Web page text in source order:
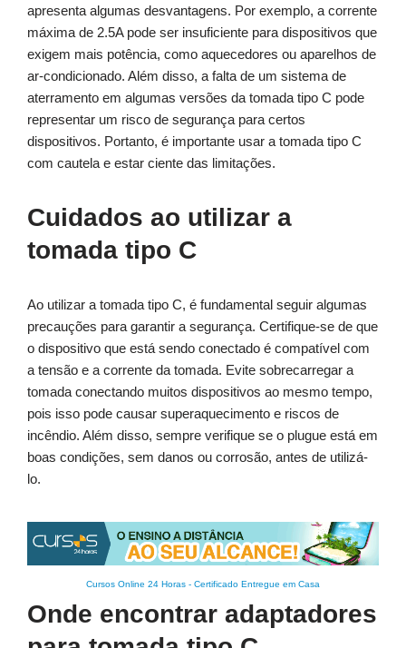
apresenta algumas desvantagens. Por exemplo, a corrente
máxima de 2.5A pode ser insuficiente para dispositivos que
exigem mais potência, como aquecedores ou aparelhos de
ar-condicionado. Além disso, a falta de um sistema de
aterramento em algumas versões da tomada tipo C pode
representar um risco de segurança para certos
dispositivos. Portanto, é importante usar a tomada tipo C
com cautela e estar ciente das limitações.
Cuidados ao utilizar a
tomada tipo C
Ao utilizar a tomada tipo C, é fundamental seguir algumas
precauções para garantir a segurança. Certifique-se de que
o dispositivo que está sendo conectado é compatível com
a tensão e a corrente da tomada. Evite sobrecarregar a
tomada conectando muitos dispositivos ao mesmo tempo,
pois isso pode causar superaquecimento e riscos de
incêndio. Além disso, sempre verifique se o plugue está em
boas condições, sem danos ou corrosão, antes de utilizá-
lo.
Cursos Online 24 Horas - Certificado Entregue em Casa
Onde encontrar adaptadores